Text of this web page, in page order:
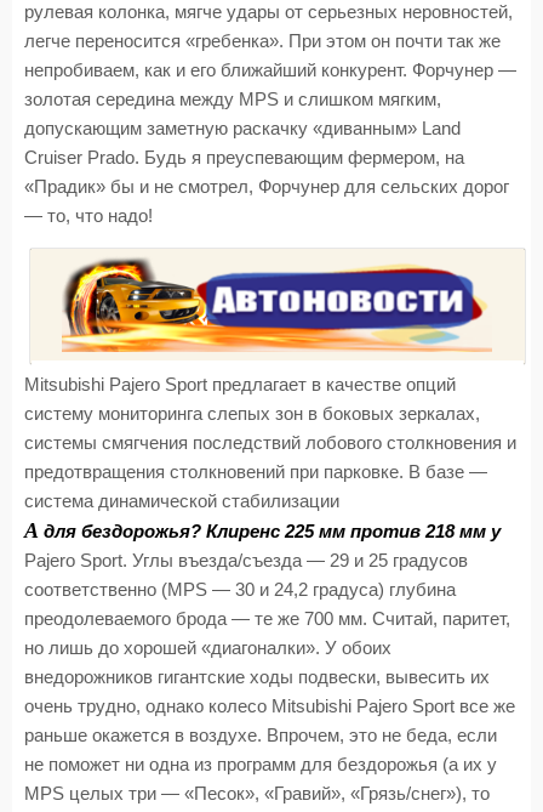
рулевая колонка, мягче удары от серьезных неровностей,
легче переносится «гребенка». При этом он почти так же
непробиваем, как и его ближайший конкурент. Форчунер —
золотая середина между MPS и слишком мягким,
допускающим заметную раскачку «диванным» Land
Cruiser Prado. Будь я преуспевающим фермером, на
«Прадик» бы и не смотрел, Форчунер для сельских дорог
— то, что надо!
Mitsubishi Pajero Sport предлагает в качестве опций
систему мониторинга слепых зон в боковых зеркалах,
системы смягчения последствий лобового столкновения и
предотвращения столкновений при парковке. В базе —
система динамической стабилизации
А для бездорожья? Клиренс 225 мм против 218 мм у
Pajero Sport. Углы въезда/съезда — 29 и 25 градусов
соответственно (MPS — 30 и 24,2 градуса) глубина
преодолеваемого брода — те же 700 мм. Считай, паритет,
но лишь до хорошей «диагоналки». У обоих
внедорожников гигантские ходы подвески, вывесить их
очень трудно, однако колесо Mitsubishi Pajero Sport все же
раньше окажется в воздухе. Впрочем, это не беда, если
не поможет ни одна из программ для бездорожья (а их у
MPS целых три — «Песок», «Гравий», «Грязь/снег»), то